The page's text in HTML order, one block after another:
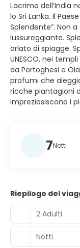
Lacrima dell’India
lo Sri Lanka. Il
Splendente”. Non
lussureggiante.
orlato di spiagge.
UNESCO, nei
da Portoghesi e
profumi che
ricche piantagioni
impreziosiscono i
7Notti
Riepilogo del
2 Adulti
Notti